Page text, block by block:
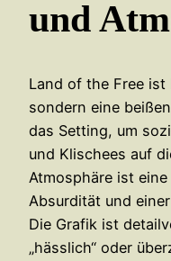
und
Land of the Free
sondern eine
das Setting, um
und Klischees auf
Atmosphäre ist
Absurdität und
Die Grafik ist
„hässlich“ oder